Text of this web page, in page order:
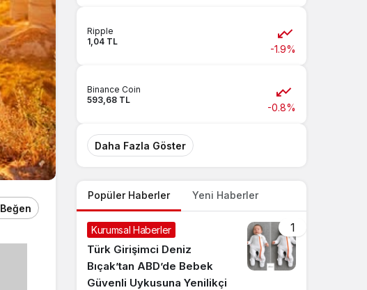
Beğen
Ripple
1,04 TL
-1.9%
Binance Coin
593,68 TL
-0.8%
Daha Fazla Göster
Popüler Haberler Yeni Haberler
1
Kurumsal Haberler
Türk Girişimci Deniz
Bıçak’tan ABD’de Bebek
Güvenli Uykusuna Yenilikçi